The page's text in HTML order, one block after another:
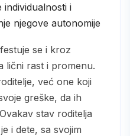
individualnosti i
njegove autonomije
lični rast i promenu.
već one koji
greške, da ih
stav roditelja
i dete, sa svojim